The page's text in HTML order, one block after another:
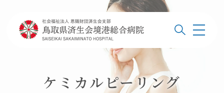
このページの本文へ
メ
ケミカルピーリング